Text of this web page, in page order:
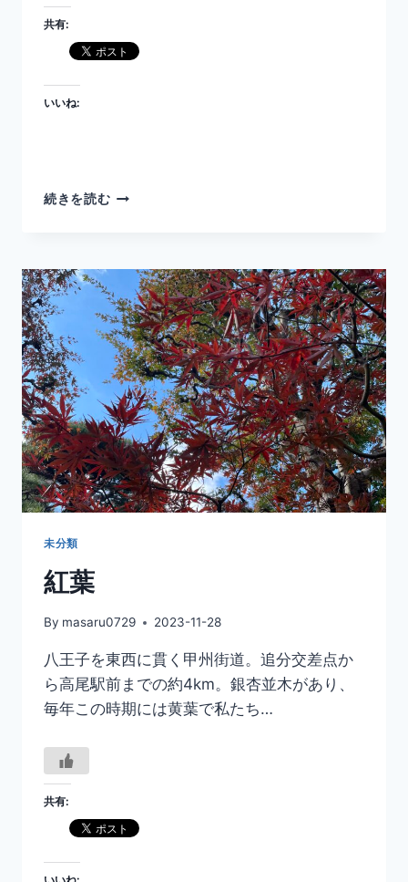
共有:
いいね:
続きを読む新
定、
新
春
茶
会
未分類
紅葉
By masaru0729 2023-11-28
八王子を東西に貫く甲州街道。追分交差点か
ら高尾駅前までの約4km。銀杏並木があり、
毎年この時期には黄葉で私たち…
共有: